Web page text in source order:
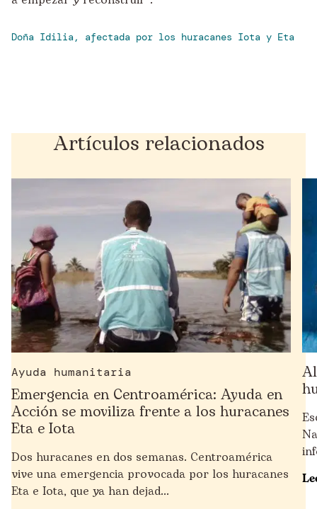
Doña Idilia, afectada por los huracanes Iota y Eta
Artículos relacionados
Ayuda humanitaria
Emergencia en Centroamérica: Ayuda en
Acción se moviliza frente a los huracanes
Eta e Iota
Dos huracanes en dos semanas. Centroamérica
vive una emergencia provocada por los huracanes
Eta e Iota, que ya han dejad...